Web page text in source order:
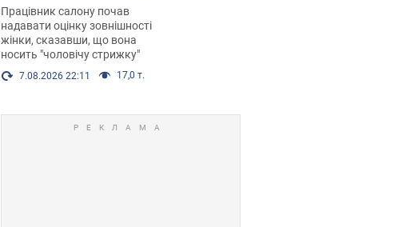
після хімієтерапії,
розгорівся скандал.
Фото
Працівник салону почав
надавати оцінку зовнішності
жінки, сказавши, що вона
носить "чоловічу стрижку"
7.08.2026 22:11 17,0 т.